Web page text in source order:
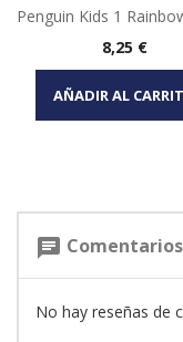
Penguin Kids 1
Precio
8,25 €
AÑADIR AL
chat
No hay reseñas de